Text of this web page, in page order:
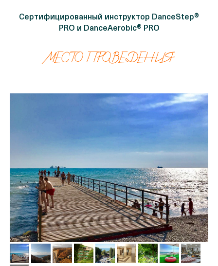
Сертифицированный инструктор DanceStep®
PRO и DanceAerobic® PRO
МЕСТО ПРОВЕДЕНИЯ